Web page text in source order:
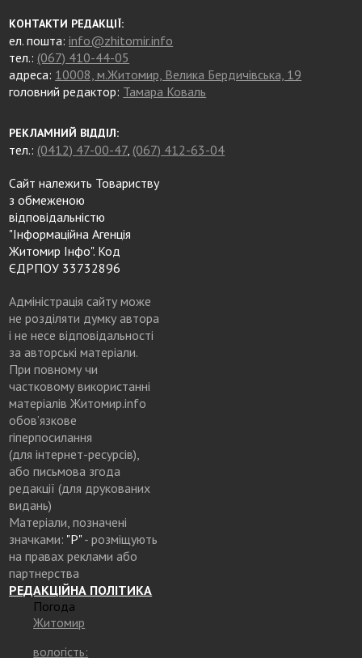
КОНТАКТИ РЕДАКЦІЇ:
ел. пошта:info@zhitomir.info
тел.: (067) 410-44-05
адреса: 10008, м.Житомир, Велика Бердичівська, 19
головний редактор: Тамара Коваль
РЕКЛАМНИЙ ВІДДІЛ:
тел.: (0412) 47-00-47, (067) 412-63-04
Сайт належить Товариству
з обмеженою
відповідальністю
"Інформаційна Агенція
Житомир Інфо". Код
ЄДРПОУ 33732896
Адміністрація сайту може
не розділяти думку автора
і не несе відповідальності
за авторські матеріали.
При повному чи
частковому використанні
матеріалів Житомир.info
обов’язкове
гіперпосилання
(для інтернет-ресурсів),
або письмова згода
редакції (для друкованих
видань)
Матеріали, позначені
значками: "Р"- розміщують
на правах реклами або
партнерства
РЕДАКЦІЙНА ПОЛІТИКА
Погода
Житомир
вологість: